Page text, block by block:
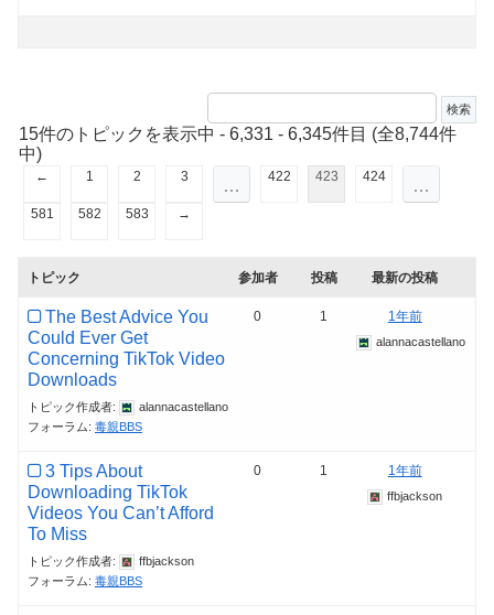
15件のトピックを表示中 - 6,331 - 6,345件目 (全8,744件
中)
← 1 2 3 … 422 423 424 …
581 582 583 →
トピック 参加者 投稿 最新の投稿
The Best Advice You
Could Ever Get
Concerning TikTok Video
Downloads
トピック作成者:
alannacastellano
フォーラム: 毒親BBS
0 1 1年前
alannacastellano
3 Tips About
Downloading TikTok
Videos You Can’t Afford
To Miss
トピック作成者:
ffbjackson
フォーラム: 毒親BBS
0 1 1年前
ffbjackson